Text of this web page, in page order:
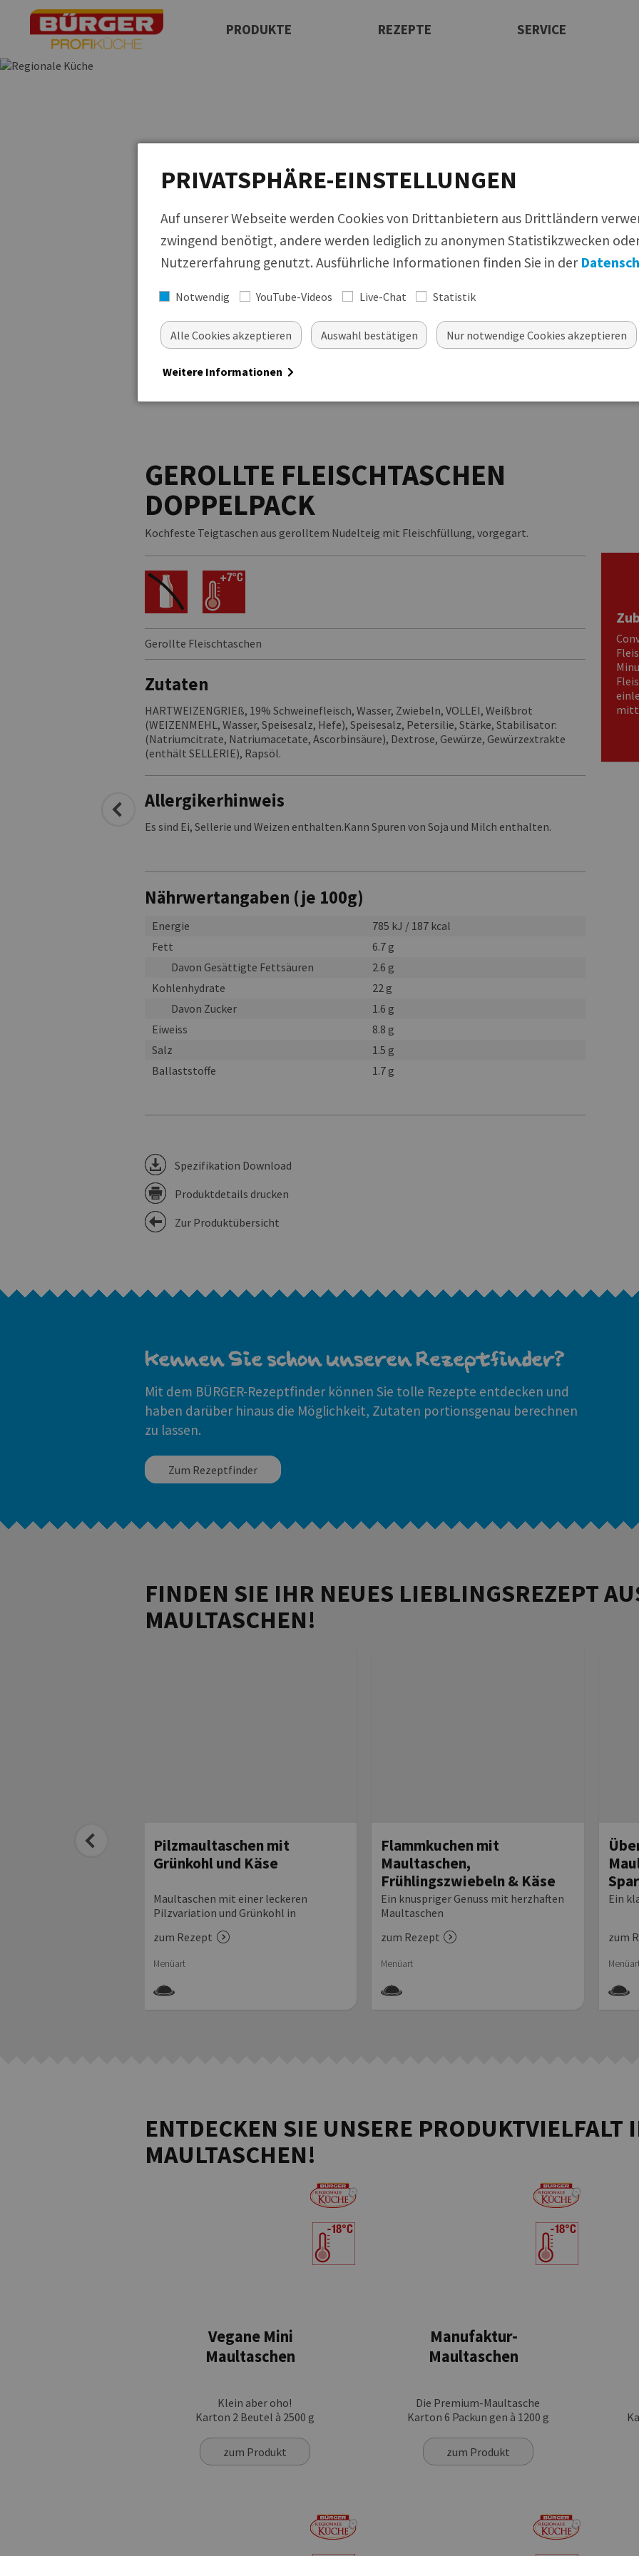
PRODUKTE REZEPTE SERVICE
Regionale Küche
Küchen der Welt
Italienische Produkte
Suppeneinlagen
Süßspeisen
Feinkost
Messen
Bildmaterial
Bezugsquellen
GEROLLTE FLEISCHTASCHEN
DOPPELPACK
Kochfeste Teigtaschen aus gerolltem Nudelteig mit Fleischfüllung, vorgegart.
Gerollte Fleischtaschen
Zutaten
HARTWEIZENGRIEß, 19% Schweinefleisch, Wasser, Zwiebeln, VOLLEI, Weißbrot
(WEIZENMEHL, Wasser, Speisesalz, Hefe), Speisesalz, Petersilie, Stärke, Stabilisator:
(Natriumcitrate, Natriumacetate, Ascorbinsäure), Dextrose, Gewürze, Gewürzextrakte
(enthält SELLERIE), Rapsöl.
Allergikerhinweis
Es sind Ei, Sellerie und Weizen enthalten.Kann Spuren von Soja und Milch enthalten.
Nährwertangaben (je 100g)
Energie
785 kJ / 187 kcal
Fett
6.7 g
Davon Gesättigte Fettsäuren
2.6 g
Kohlenhydrate
22 g
Davon Zucker
1.6 g
Eiweiss
8.8 g
Salz
1.5 g
Ballaststoffe
1.7 g
Spezifikation Download
Produktdetails drucken
Zur Produktübersicht
Kennen Sie schon unseren Rezeptfinder?
Mit dem BÜRGER-Rezeptfinder können Sie tolle Rezepte entdecken und
haben darüber hinaus die Möglichkeit, Zutaten portionsgenau berechnen
zu lassen.
Zum Rezeptfinder
FINDEN SIE IHR NEUES LIEBLINGSREZEPT
MAULTASCHEN!
auf
Pilzmaultaschen mit
Grünkohl und Käse
Maultaschen mit einer leckeren
Pilzvariation und Grünkohl in
zum Rezept
Menüart
Flammkuchen mit
Maultaschen,
Frühlingszwiebeln & Käse
Ein knuspriger Genuss mit herzhaften
Maultaschen
zum Rezept
Menüart
Ein
zum
ENTDECKEN SIE UNSERE PRODUKTVIELFALT
MAULTASCHEN!
Vegane Mini
Maultaschen
Klein aber oho!
Karton 2 Beutel à 2500 g
zum Produkt
Manufaktur-
Maultaschen
Die Premium-Maultasche
Karton 6 Packun gen à 1200 g
zum Produkt
PRIVATSPHÄRE-EINSTELLUNGEN
Auf unserer Webseite werden Cookies von Drittanbietern aus Drittländern
zwingend benötigt, andere werden lediglich zu anonymen Statistikzwecken
Nutzererfahrung genutzt. Ausführliche Informationen finden Sie in der
Notwendig YouTube-Videos Live-Chat Statistik
Alle Cookies akzeptieren Auswahl bestätigen Nur notwendige Cookies akzeptieren
Weitere Informationen